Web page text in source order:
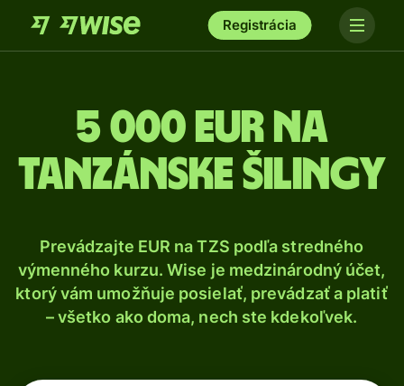
Registrácia
5 000 Eur na
tanzánske šilingy
Prevádzajte EUR na TZS podľa stredného
výmenného kurzu. Wise je medzinárodný účet,
ktorý vám umožňuje posielať, prevádzať a platiť
– všetko ako doma, nech ste kdekoľvek.